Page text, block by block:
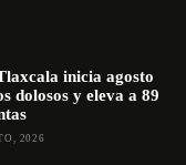
inicia agosto
dolosos y eleva a 89
2026